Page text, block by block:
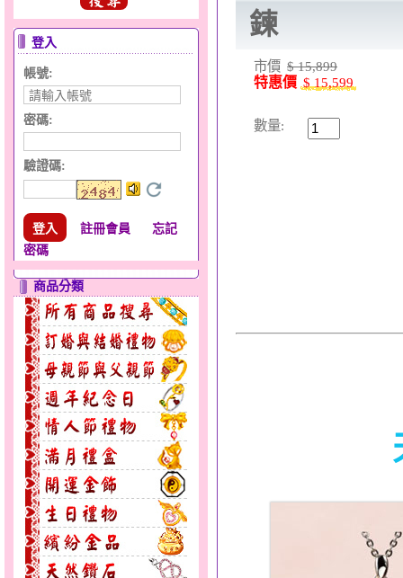
登入
帳號:
密碼:
驗證碼:
註冊會員
忘記
密碼
商品分類
鍊
市價 $ 15,899
特惠價 $ 15,599
數量: